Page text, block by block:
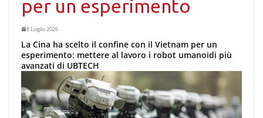
per un esperimento
8 Luglio 2026
La Cina ha scelto il confine con il Vietnam per un
esperimento: mettere al lavoro i robot umanoidi più
avanzati di UBTECH